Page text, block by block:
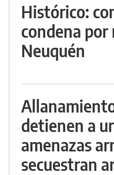
Histórico:
condena
Neuquén
detienen a
amenazas
secuestran